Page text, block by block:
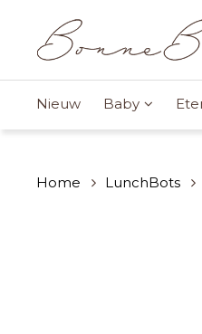
Nieuw Baby
Home LunchBots